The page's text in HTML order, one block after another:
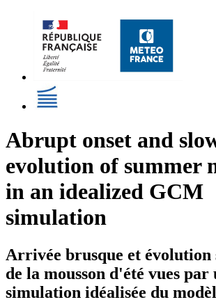
Abrupt onset and
evolution of summer
in an idealized GCM
simulation
Arrivée brusque et évolution
de la mousson d'été vues par
simulation idéalisée du